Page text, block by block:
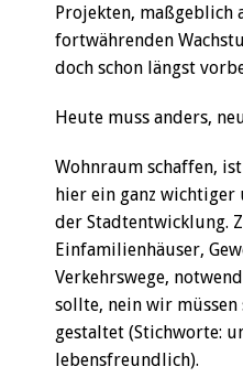
Projekten, maßgeblich
fortwährenden
doch schon längst
Heute muss anders,
Wohnraum schaffen,
hier ein ganz wichtiger
der Stadtentwicklung.
Einfamilienhäuser,
Verkehrswege,
sollte, nein wir müssen
gestaltet (Stichworte:
lebensfreundlich).